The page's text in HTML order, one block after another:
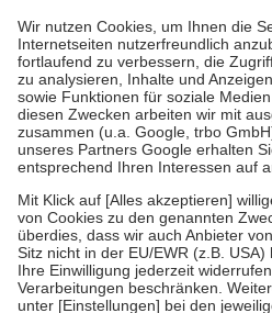
Grundsätzlich leisten Mitglieder
Prozent des Abgabepreises,
höchstens zehn Euro.Es sind jedoch
Kosten der Leistung zu entrichten.
Diese Regeln gelten grundsätzlich
Bei Heilmitteln und häuslicher
Zuzahlung zehn Prozent der Kosten
Um das Engagement der
stärken und die besondere Stellung
fallenkeine Zuzahlungen an bei:
• Kindern und Jugendlichen bis zum
mit Ausnahme der Fahrkosten